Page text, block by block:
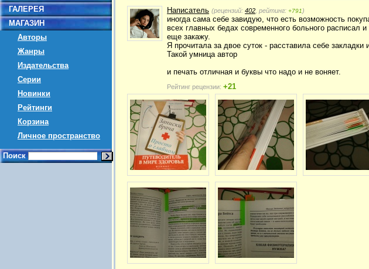
ГАЛЕРЕЯ
МАГАЗИН
Авторы
Жанры
Издательства
Серии
Новинки
Рейтинги
Корзина
Личное пространство
Поиск
Написатель (рецензий: 402 , рейтинг: +791)
иногда сама себе завидую, что есть возможность
всех главных бедах современного больного расписал
еще закажу.
Я прочитала за двое суток - расставила себе
Такой умница автор
и печать отличная и буквы что надо и не воняет.
Рейтинг рецензии: +21